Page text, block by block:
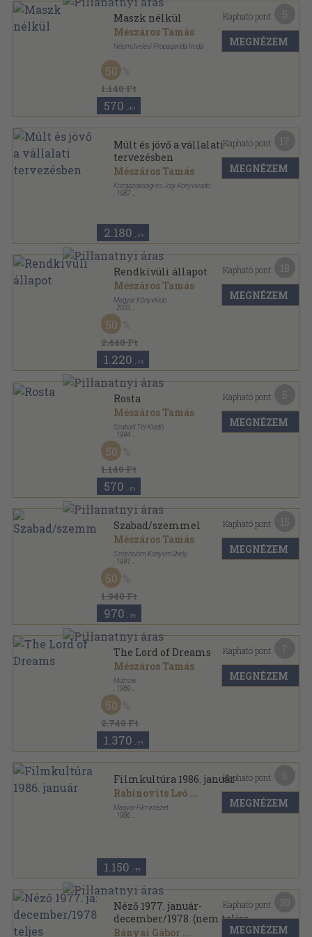
Maszk nélkül
Mészáros Tamás
Népművelési Propaganda Iroda
Ragasztott papírkötés
Szkénetéka sorozat
1.140 Ft
50
570 ,-Ft
Kapható pont:
MEGNÉZEM
Múlt és jövő a vállalati
tervezésben
Mészáros Tamás
Közgazdasági és Jogi Könyvkiadó
1987
2.180 ,-Ft
Kapható pont:
MEGNÉZEM
Rendkívüli állapot
Mészáros Tamás
Magyar Könyvklub
2003
Fűzött kemény papírkötés
Közszereplők Európai Akadémiája sorozat
2.440 Ft
50
1.220 ,-Ft
Kapható pont:
MEGNÉZEM
Rosta
Mészáros Tamás
Szabad Tér Kiadó
1994
Ragasztott papírkötés
1.140 Ft
50
570 ,-Ft
Kapható pont:
MEGNÉZEM
Szabad/szemmel
Mészáros Tamás
Széphalom Könyvműhely
1991
Ragasztott papírkötés
1.940 Ft
50
970 ,-Ft
Kapható pont:
MEGNÉZEM
The Lord of Dreams
Mészáros Tamás
Múzsák
1989
Fűzött papírkötés
2.740 Ft
50
1.370 ,-Ft
Kapható pont:
MEGNÉZEM
Filmkultúra 1986. január
Rabinovits Leó ...
Magyar Filmintézet
1986
1.150 ,-Ft
Kapható pont:
MEGNÉZEM
Néző 1977. január-
december/1978. (nem teljes
évfolyam)/Színházak bérleti
Bányai Gábor ...
Kapható pont:
MEGNÉZEM